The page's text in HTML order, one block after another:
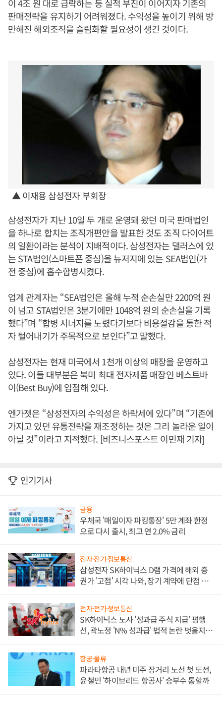
이 4조 원 대로 급락하는 등 실적 부진이 이어지자 기존의
판매전략을 유지하기 어려워졌다. 수익성을 높이기 위해 방
만해진 해외조직을 슬림화할 필요성이 생긴 것이다.
▲ 이재용 삼성전자 부회장
삼성전자가 지난 10일 두 개로 운영돼 왔던 미국 판매법인
을 하나로 합치는 조직개편안을 발표한 것도 조직 다이어트
의 일환이라는 분석이 지배적이다. 삼성전자는 댈러스에 있
는 STA법인(스마트폰 중심)을 뉴저지에 있는 SEA법인(가
전 중심)에 흡수합병시켰다.
업계 관계자는 “SEA법인은 올해 누적 순손실만 2200억 원
이 넘고 STA법인은 3분기에만 1048억 원의 순손실을 기록
했다”며 “합병 시너지를 노렸다기보다 비용절감을 통한 적
자 털어내기가 주목적으로 보인다”고 말했다.
삼성전자는 현재 미국에서 1천개 이상의 매장을 운영하고
있다. 이들 대부분은 북미 최대 전자제품 매장인 베스트바
이(Best Buy)에 입점해 있다.
엔가젯은 “삼성전자의 수익성은 하락세에 있다”며 “기존에
가지고 있던 유통전략을 재조정하는 것은 그리 놀라운 일이
아닐 것”이라고 지적했다. [비즈니스포스트 이민재 기자]
인기기사
금융
우체국 '매일이자 파킹통장' 5만 계좌 한정
으로 다시 출시, 최고 연 2.0% 금리
전자·전기·정보통신
삼성전자 SK하이닉스 D램 가격에 해외 증
권가 '고점' 시각 나와, 장기 계약에 단점 부
전자·전기·정보통신
SK하이닉스 노사 '성과급 주식 지급' 평행
선, 곽노정 'N% 성과급' 법적 논란 벗을지 주
항공·물류
파라타항공 내년 미주 장거리 노선 첫 도전,
윤철민 '하이브리드 항공사' 승부수 통할까